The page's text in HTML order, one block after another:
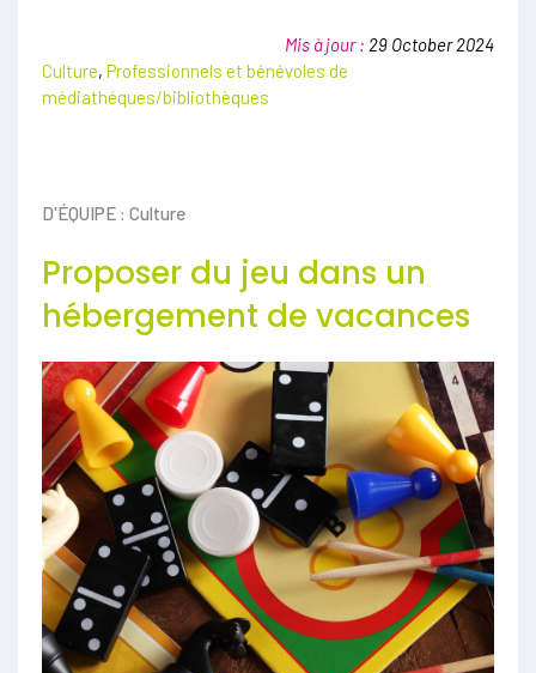
Mis à jour : 29 October 2024
Culture, Professionnels et bénévoles de
médiathéques/bibliothèques
D'ÉQUIPE : Culture
Proposer du jeu dans un
hébergement de vacances